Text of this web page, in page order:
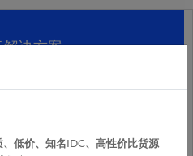
解决方案
、低价、知名IDC、高性价比货源